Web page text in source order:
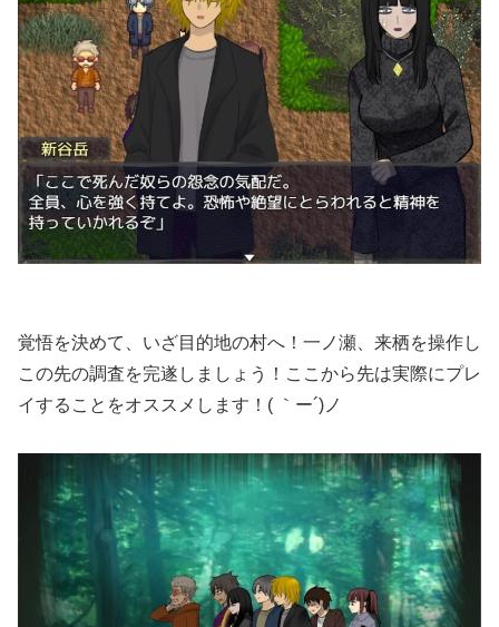
覚悟を決めて、いざ目的地の村へ！一ノ瀬、来栖を操作し
この先の調査を完遂しましょう！ここから先は実際にプレ
イすることをオススメします！( ｀ー´)ノ